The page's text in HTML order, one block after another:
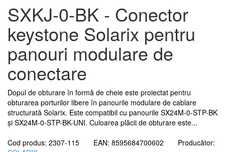
SXKJ-0-BK - Conector
keystone Solarix pentru
panouri modulare de
conectare
Dopul de obturare în formă de cheie este proiectat pentru
obturarea porturilor libere în panourile modulare de cablare
structurată Solarix. Este compatibil cu panourile SX24M-0-STP-BK
și SX24M-0-STP-BK-UNI. Culoarea plăcii de obturare este...
Cod produs: 2307-115 EAN: 8595684700602 Producător: